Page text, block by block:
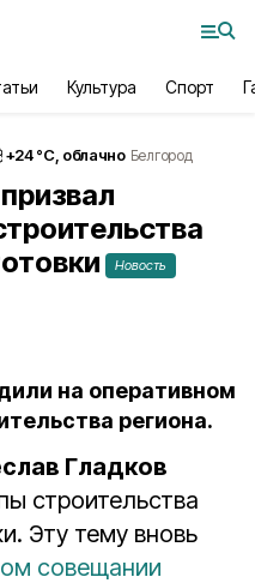
Культура Спорт
+24°С, облачно Белгород
Новость
на оперативном
региона.
Гладков
строительства
Эту тему вновь
совещании